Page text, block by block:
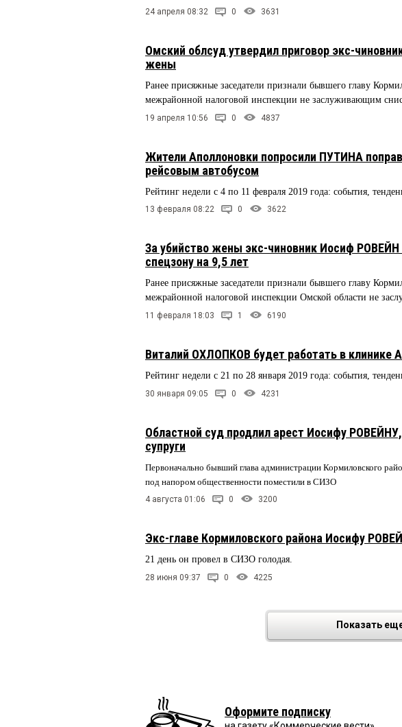
24 апреля 08:32 0 3631
Омский облсуд утвердил приговор экс-
жены
Ранее присяжные заседатели признали бывшего главу
межрайонной налоговой инспекции не заслуживающим
19 апреля 10:56 0 4837
Жители Аполлоновки попросили ПУТИНА
рейсовым автобусом
Рейтинг недели с 4 по 11 февраля 2019 года: события,
13 февраля 08:22 0 3622
За убийство жены экс-чиновник Иосиф РОВЕЙН
спецзону на 9,5 лет
Ранее присяжные заседатели признали бывшего главу
межрайонной налоговой инспекции Омской области не
11 февраля 18:03 1 6190
Виталий ОХЛОПКОВ будет работать в клинике
Рейтинг недели с 21 по 28 января 2019 года: события,
30 января 09:05 0 4231
Областной суд продлил арест Иосифу
супруги
Первоначально бывший глава администрации Кормиловского
под напором общественности поместили в СИЗО
4 августа 01:06 0 3200
Экс-главе Кормиловского района Иосифу
21 день он провел в СИЗО голодая.
28 июня 09:37 0 4225
Показать
Оформите подписку